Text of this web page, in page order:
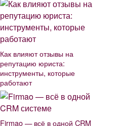
Как влияют отзывы на
репутацию юриста:
инструменты, которые
работают
Firmao — всё в одной CRM